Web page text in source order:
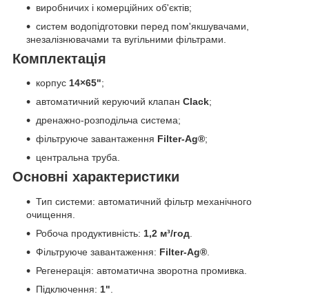
виробничих і комерційних об'єктів;
систем водопідготовки перед пом'якшувачами,
знезалізнювачами та вугільними фільтрами.
Комплектація
корпус 14×65";
автоматичний керуючий клапан Clack;
дренажно-розподільча система;
фільтруюче завантаження Filter-Ag®;
центральна труба.
Основні характеристики
Тип системи: автоматичний фільтр механічного
очищення.
Робоча продуктивність: 1,2 м³/год
Фільтруюче завантаження: Filter-Ag®
Регенерація: автоматична зворотна промивка.
Підключення: 1"